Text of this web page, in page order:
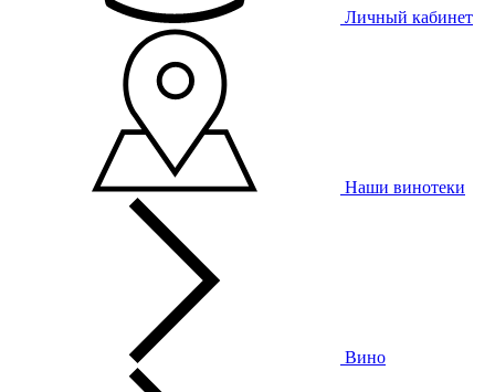
Личный кабинет
Наши винотеки
Вино